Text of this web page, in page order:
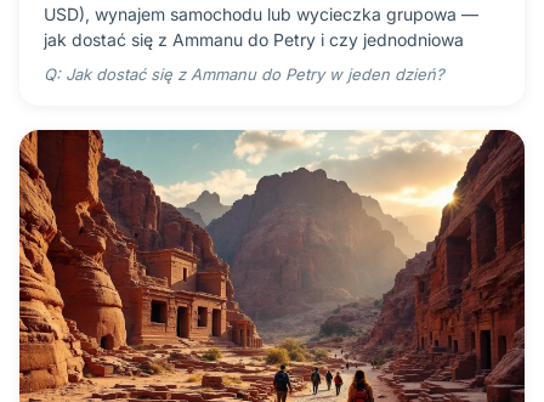
USD), wynajem samochodu lub wycieczka grupowa —
jak dostać się z Ammanu do Petry i czy jednodniowa
Q: Jak dostać się z Ammanu do Petry w jeden dzień?